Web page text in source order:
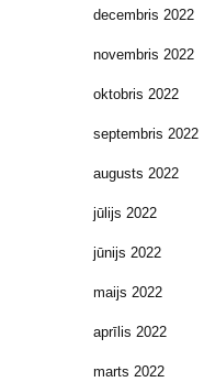
decembris 2022
novembris 2022
oktobris 2022
septembris 2022
augusts 2022
jūlijs 2022
jūnijs 2022
maijs 2022
aprīlis 2022
marts 2022